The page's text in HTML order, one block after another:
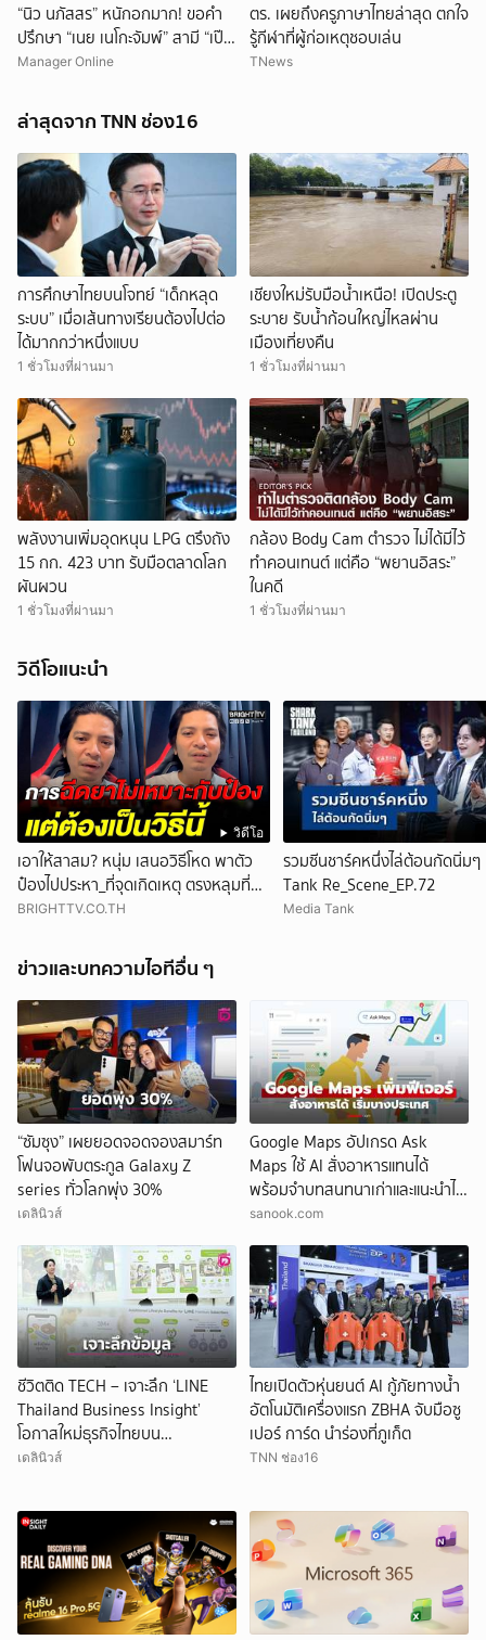
“นิว นภัสสร” หนักอกมาก! ขอคำ
ปรึกษา “เนย เนโกะจัมพ์” สามี “เป๊ก
เปรมณัช” ดื่มดริ้งก์ติดเพื่อนหนัก!
Manager Online
ตร. เผยถึงครูภาษาไทยล่าสุด ตกใจ
รู้กีฬาที่ผู้ก่อเหตุชอบเล่น
TNews
ล่าสุดจาก TNN ช่อง16
การศึกษาไทยบนโจทย์ “เด็กหลุด
ระบบ” เมื่อเส้นทางเรียนต้องไปต่อ
ได้มากกว่าหนึ่งแบบ
1 ชั่วโมงที่ผ่านมา
เชียงใหม่รับมือน้ำเหนือ! เปิดประตู
ระบาย รับน้ำก้อนใหญ่ไหลผ่าน
เมืองเที่ยงคืน
1 ชั่วโมงที่ผ่านมา
พลังงานเพิ่มอุดหนุน LPG ตรึงถัง
15 กก. 423 บาท รับมือตลาดโลก
ผันผวน
1 ชั่วโมงที่ผ่านมา
กล้อง Body Cam ตำรวจ ไม่ได้มีไว้
ทำคอนเทนต์ แต่คือ “พยานอิสระ”
ในคดี
1 ชั่วโมงที่ผ่านมา
วิดีโอแนะนำ
วิดีโอ
เอาให้สาสม? หนุ่ม เสนอวิธีโหด พาตัว
ป๋องไปประหา_ที่จุดเกิดเหตุ ตรงหลุมที่มัน
ฝัง
BRIGHTTV.CO.TH
รวมซีนชาร์คหนึ่งไล่ต้อนกัดนิ่มๆ
Tank Re_Scene_EP.72
Media Tank
ข่าวและบทความไอทีอื่น ๆ
“ซัมซุง” เผยยอดจอดจองสมาร์ท
โฟนจอพับตระกูล Galaxy Z
series ทั่วโลกพุ่ง 30%
เดลินิวส์
Google Maps อัปเกรด Ask
Maps ใช้ AI สั่งอาหารแทนได้
พร้อมจำบทสนทนาเก่าและแนะนำได้
ฉลาดขึ้น
sanook.com
ชีวิตติด TECH – เจาะลึก ‘LINE
Thailand Business Insight’
โอกาสใหม่ธุรกิจไทยบน
แพลตฟอร์มยุคดิจิทัล
เดลินิวส์
ไทยเปิดตัวหุ่นยนต์ AI กู้ภัยทางน้ำ
อัตโนมัติเครื่องแรก ZBHA จับมือซู
เปอร์ การ์ด นำร่องที่ภูเก็ต
TNN ช่อง16